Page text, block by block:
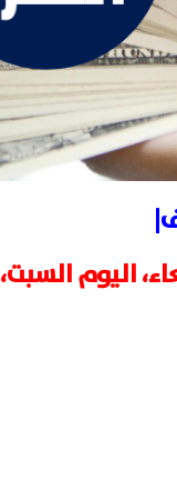
السبت، 5-11-2022